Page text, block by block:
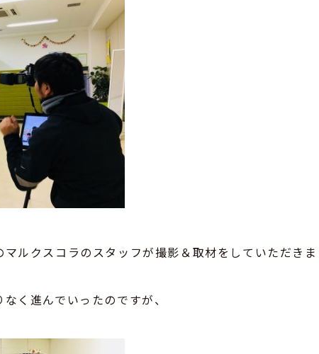
ルクスコラのスタッフが撮影＆取材をしていただき
く進んでいったのですが、